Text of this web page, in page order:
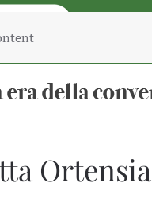
Ortensia